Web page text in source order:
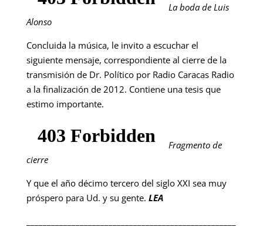
La boda de Luis
Alonso
Concluida la música, le invito a escuchar el
siguiente mensaje, correspondiente al cierre de la
transmisión de Dr. Político por Radio Caracas Radio
a la finalización de 2012. Contiene una tesis que
estimo importante.
Fragmento de
cierre
Y que el año décimo tercero del siglo XXI sea muy
próspero para Ud. y su gente. LEA